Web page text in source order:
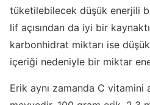
tüketilebilecek düşük enerjili
lif açısından da iyi bir
karbonhidrat miktarı ise
içeriği nedeniyle bir miktar
Erik aynı zamanda C vitamini